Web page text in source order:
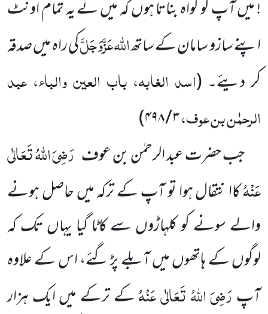
! میں آپ کو گواہ بناتا ہوں کہ میں نے یہ تمام اونٹ
اپنے سازو سامان کے ساتھاللہعَزَّوَجَلَّکی راہ میں صدقہ
کر دیئے۔ (اسد الغابہ، باب العین والباء، عبد
الرحمٰن بن عوف،۳ / ۴۹۸
)
جب حضرت عبد الرحمٰن بن عوف رَضِیَ اللہُ تَعَالٰی
عَنْہُکاا نتقال ہوا تو آپ کے ترکہ میں حاصل ہونے
والے سونے کو کلہاڑوں سے کاٹا گیا یہاں تک کہ
لوگوں کے ہاتھوں میں آبلے پڑ گئے، اس کے علاوہ
آپرَضِیَ اللہُ تَعَالٰی عَنْہُکے ترکے میں ایک ہزار